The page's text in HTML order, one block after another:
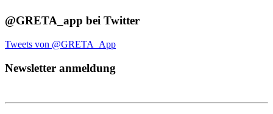
@GRETA_app bei Twitter
Tweets von @GRETA_App
Newsletter anmeldung